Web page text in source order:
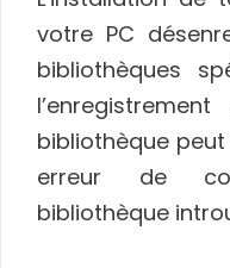
votre PC
bibliothèques
bibliothèque
erreur de
bibliothèque